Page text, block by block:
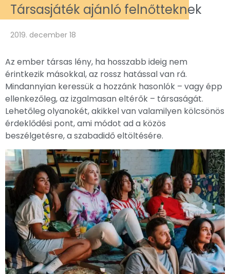
Társasjáték ajánló felnőtteknek
2019. december 18
Az ember társas lény, ha hosszabb ideig nem
érintkezik másokkal, az rossz hatással van rá.
Mindannyian keressük a hozzánk hasonlók – vagy épp
ellenkezőleg, az izgalmasan eltérők – társaságát.
Lehetőleg olyanokét, akikkel van valamilyen kölcsönös
érdeklődési pont, ami módot ad a közös
beszélgetésre, a szabadidő eltöltésére.